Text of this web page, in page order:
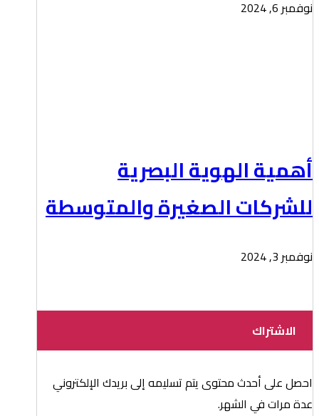
نوفمبر 6, 2024
أهمية الهوية البصرية
للشركات الصغيرة والمتوسطة
نوفمبر 3, 2024
الاشتراك
احصل على أحدث محتوى يتم تسليمه إلى بريدك الإلكتروني
عدة مرات في الشهر.